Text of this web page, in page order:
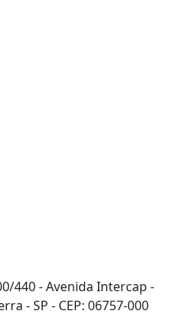
440 - Avenida Intercap -
- SP - CEP: 06757-000